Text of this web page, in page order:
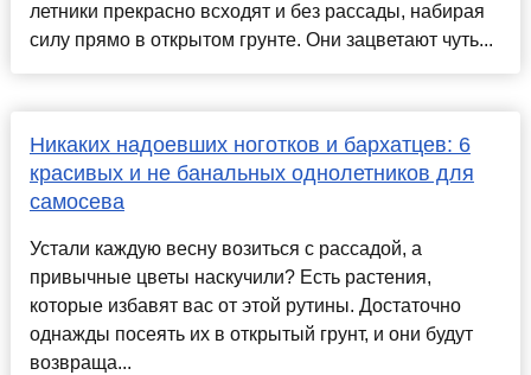
летники прекрасно всходят и без рассады, набирая
силу прямо в открытом грунте. Они зацветают чуть...
Никаких надоевших ноготков и бархатцев: 6
красивых и не банальных однолетников для
самосева
Устали каждую весну возиться с рассадой, а
привычные цветы наскучили? Есть растения,
которые избавят вас от этой рутины. Достаточно
однажды посеять их в открытый грунт, и они будут
возвраща...